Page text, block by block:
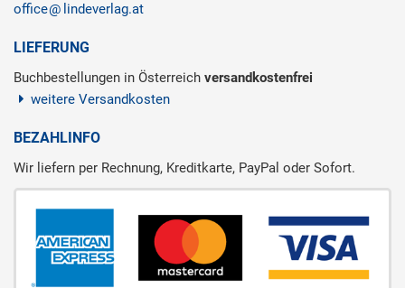
office
lindeverlag.at
LIEFERUNG
Buchbestellungen in Österreich versandkostenfrei
weitere Versandkosten
BEZAHLINFO
Wir liefern per Rechnung, Kreditkarte, PayPal oder Sofort.